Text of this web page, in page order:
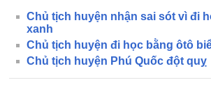
Chủ tịch huyện nhận sai sót vì đi
xanh
Chủ tịch huyện đi học bằng ôtô
Chủ tịch huyện Phú Quốc đột quỵ